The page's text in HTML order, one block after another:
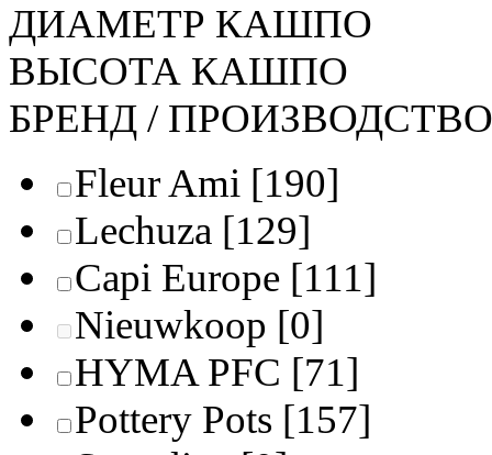
ДИАМЕТР КАШПО
ВЫСОТА КАШПО
БРЕНД / ПРОИЗВОДСТВО
Fleur Ami [190]
Lechuza [129]
Capi Europe [111]
Nieuwkoop [0]
HYMA PFC [71]
Pottery Pots [157]